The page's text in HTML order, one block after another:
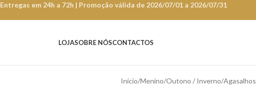
Entregas em 24h a 72h | Promoção válida de 2026/07/01 a 2026/07/31
LOJASOBRE NÓSCONTACTOS
Início Menino Outono / Inverno Agasalhos